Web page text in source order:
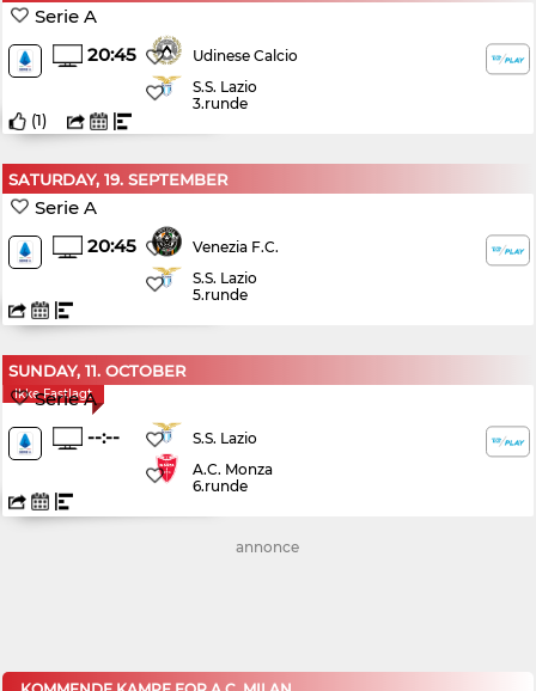
Serie A
20:45
Udinese Calcio
S.S. Lazio
3.runde
(1)
SATURDAY, 19. SEPTEMBER
Serie A
20:45
Venezia F.C.
S.S. Lazio
5.runde
SUNDAY, 11. OCTOBER
Ikke Fastlagt
Serie A
--:--
S.S. Lazio
A.C. Monza
6.runde
annonce